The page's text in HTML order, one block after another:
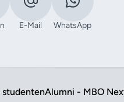
E-Mail WhatsApp
studentenAlumni - MBO